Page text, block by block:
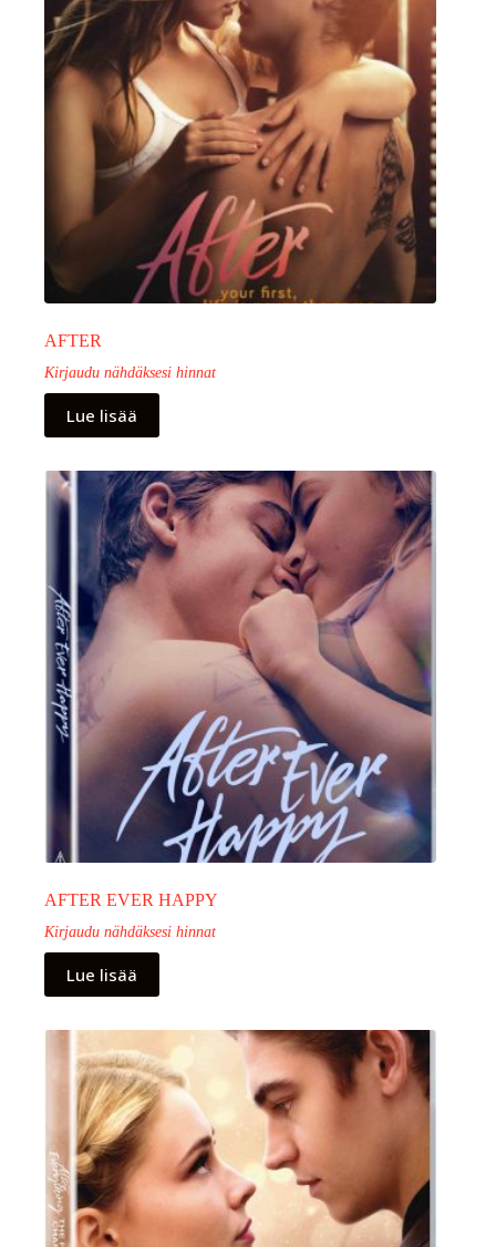
AFTER
Kirjaudu nähdäksesi hinnat
Lue lisää
AFTER EVER HAPPY
Kirjaudu nähdäksesi hinnat
Lue lisää